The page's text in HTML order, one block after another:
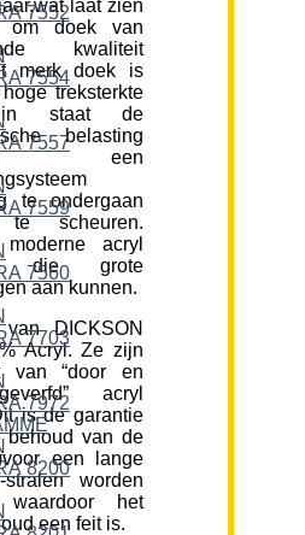
laat zien
om doek van
kwaliteit
merk doek is
treksterkte
staat de
belasting
een
te ondergaan
te scheuren.
moderne acryl
die grote
aan kunnen.
DICKSON
Acryl. Ze zijn
van “door en
acryl
is de garantie
behoud van de
een lange
worden
waardoor het
een feit is.